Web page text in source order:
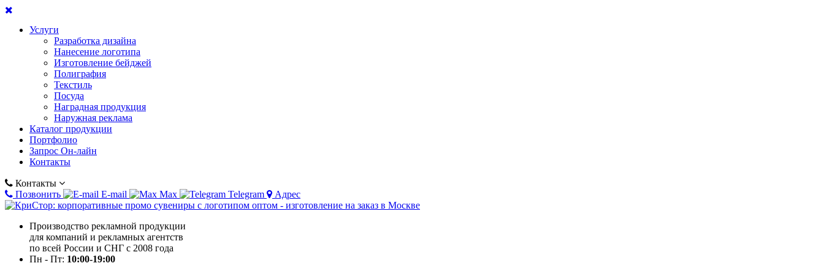
Услуги
Разработка дизайна
Нанесение логотипа
Изготовление бейджей
Полиграфия
Текстиль
Посуда
Наградная продукция
Наружная реклама
Каталог продукции
Портфолио
Запрос Он-лайн
Контакты
Контакты
Позвонить
E-mail Max Telegram Адрес
Производство рекламной продукции
для компаний и рекламных агентств
по всей России и СНГ с 2008 года
Пн - Пт: 10:00-19:00